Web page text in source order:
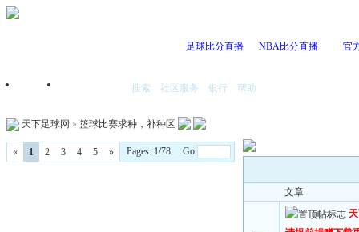
足球比分直播 NBA比分直播 官
首页 搜索 社区服务 银行 帮助
天下足球网 » 篮球比赛求种，补种区
« 1 2 3 4 5 » Pages: 1/78 Go
文章